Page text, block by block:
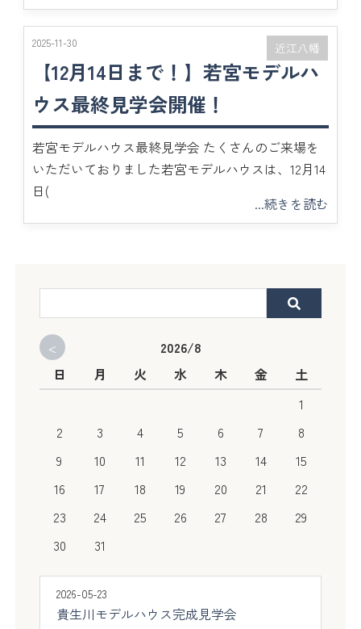
2025-11-30
【12月14日まで！】若宮モデルハ
ウス最終見学会開催！
近江八幡
若宮モデルハウス最終見学会 たくさんのご来場を
いただいておりました若宮モデルハウスは、12月14
日(
...続きを読む
<
2026/8
日
月 火 水 木 金
土
1
2
3 4 5 6 7
8
9
10 11 12 13 14
15
16
17 18 19 20 21
22
23
24 25 26 27 28
29
30
31
2026-05-23
貴生川モデルハウス完成見学会